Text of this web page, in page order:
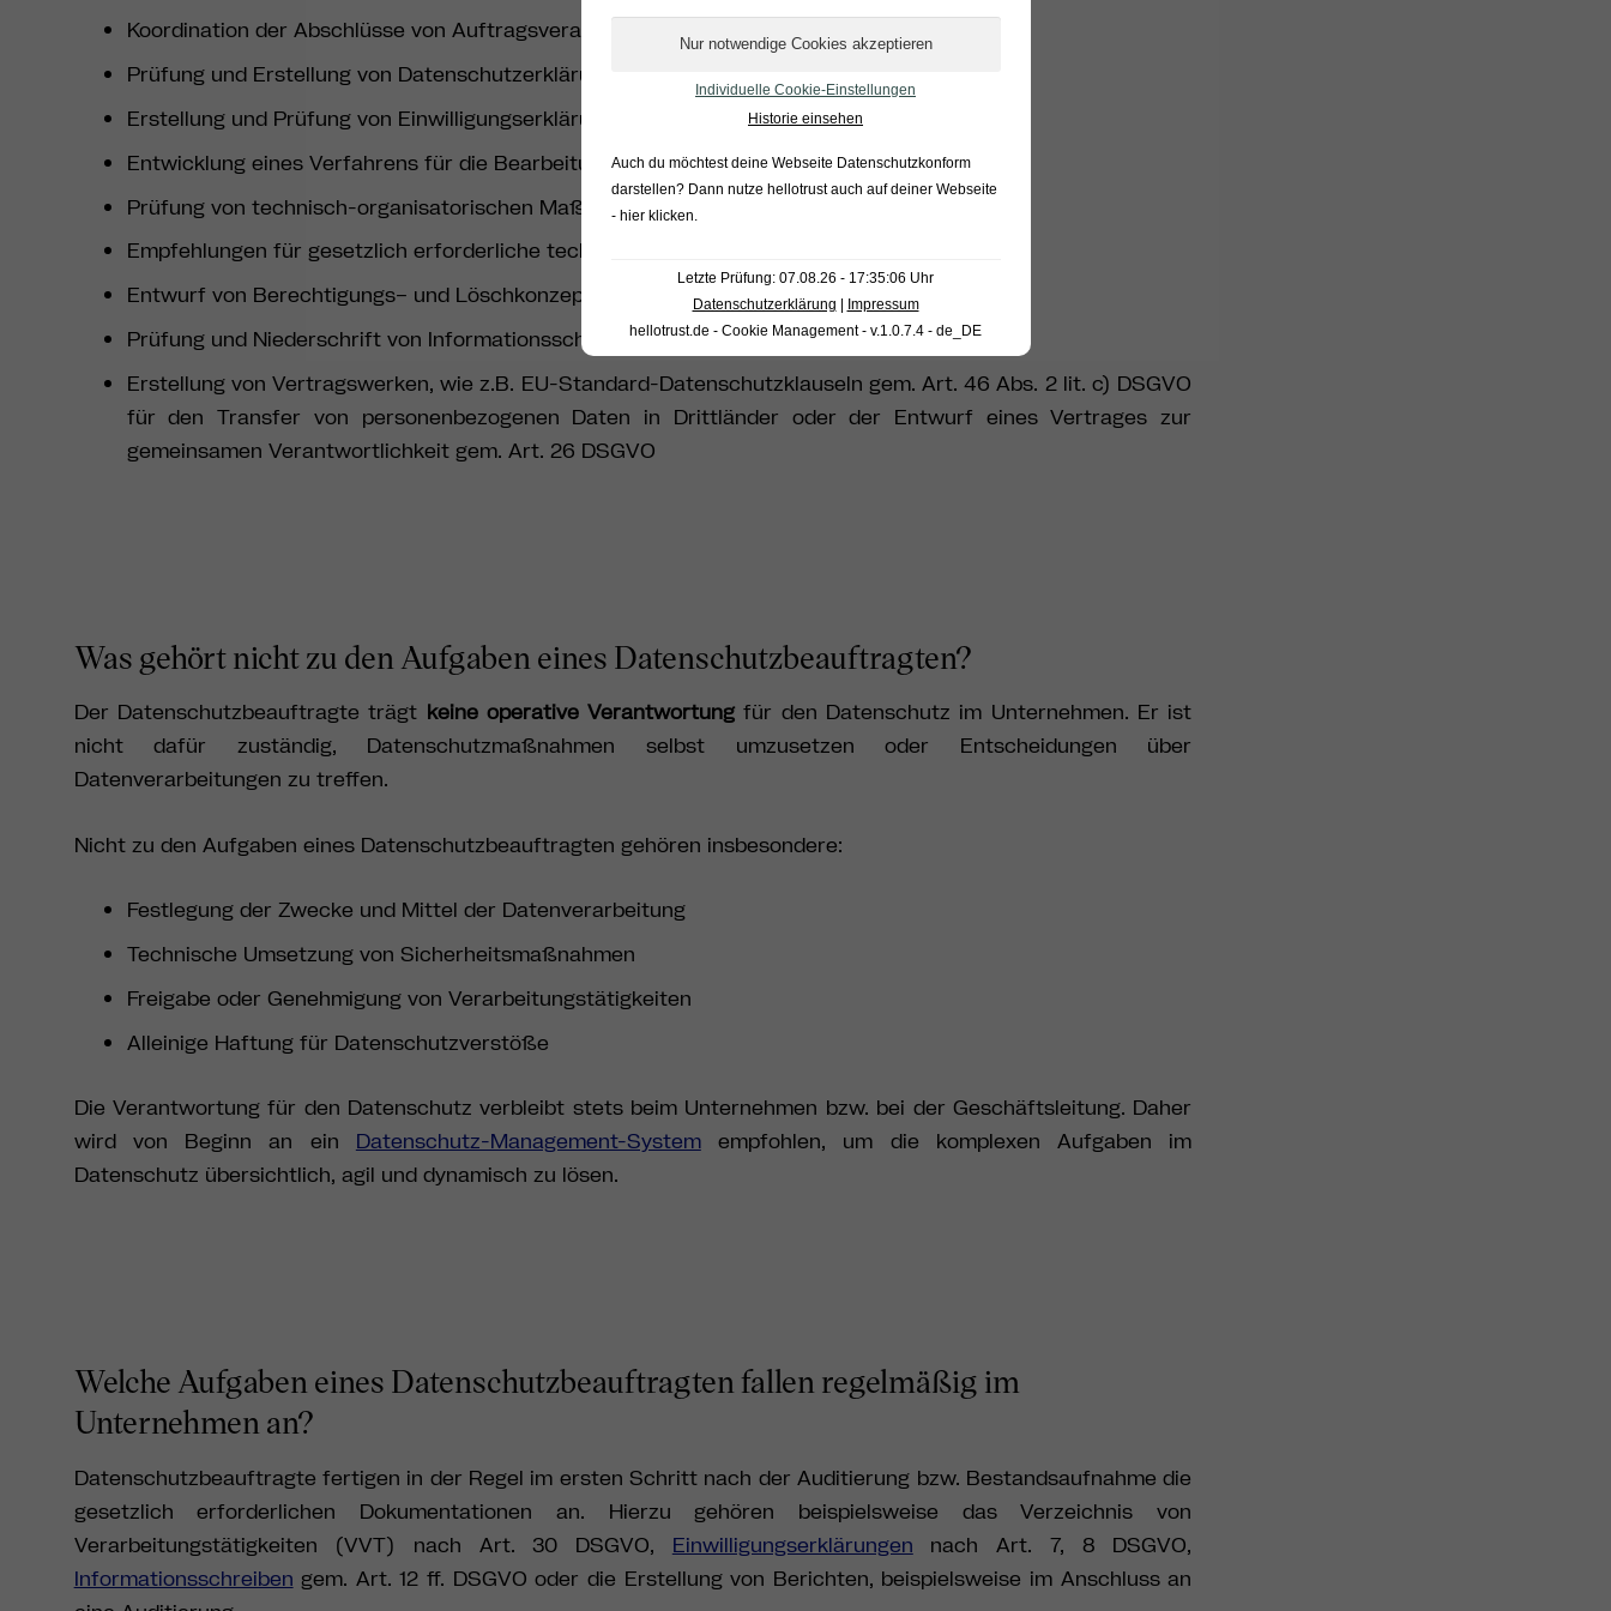
Koordination der Abschlüsse von Auftragsverarbeitungsverträgen
Prüfung und Erstellung von Datenschutzerklärungen
Erstellung und Prüfung von Einwilligungserklärungen
Entwicklung eines Verfahrens für die Bearbeitung von Betroffenenrechten
Prüfung von technisch-organisatorischen Maßnahmen
Empfehlungen für gesetzlich erforderliche technisch-organisatorische Maßnahmen
Entwurf von Berechtigungs– und Löschkonzepten
Prüfung und Niederschrift von Informationsschreiben für betroffene Personen
Erstellung von Vertragswerken, wie z.B. EU-Standard-Datenschutzklauseln gem. Art. 46 Abs. 2 lit. c) DSGVO
für den Transfer von personenbezogenen Daten in Drittländer oder der Entwurf eines Vertrages zur
gemeinsamen Verantwortlichkeit gem. Art. 26 DSGVO
Was gehört nicht zu den Aufgaben eines Datenschutzbeauftragten?
Der Datenschutzbeauftragte trägt keine operative Verantwortung für den Datenschutz im Unternehmen. Er ist
nicht dafür zuständig, Datenschutzmaßnahmen selbst umzusetzen oder Entscheidungen über
Datenverarbeitungen zu treffen.
Nicht zu den Aufgaben eines Datenschutzbeauftragten gehören insbesondere:
Festlegung der Zwecke und Mittel der Datenverarbeitung
Technische Umsetzung von Sicherheitsmaßnahmen
Freigabe oder Genehmigung von Verarbeitungstätigkeiten
Alleinige Haftung für Datenschutzverstöße
Die Verantwortung für den Datenschutz verbleibt stets beim Unternehmen bzw. bei der Geschäftsleitung. Daher
wird von Beginn an ein Datenschutz-Management-Systemempfohlen, um die komplexen Aufgaben im
Datenschutz übersichtlich, agil und dynamisch zu lösen.
Welche Aufgaben eines Datenschutzbeauftragten fallen regelmäßig im
Unternehmen an?
Datenschutzbeauftragte fertigen in der Regel im ersten Schritt nach der Auditierung bzw. Bestandsaufnahme die
gesetzlich erforderlichen Dokumentationen an. Hierzu gehören beispielsweise das Verzeichnis von
Verarbeitungstätigkeiten (VVT) nach Art. 30 DSGVO, Einwilligungserklärungen nach Art. 7, 8 DSGVO,
Informationsschreiben gem. Art. 12 ff. DSGVO oder die Erstellung von Berichten, beispielsweise im Anschluss an
Individuelle Cookie-Einstellungen
Historie einsehen
Auch du möchtest deine Webseite Datenschutzkonform
darstellen? Dann nutze hellotrust auch auf deiner Webseite
- hier klicken.
Letzte Prüfung: 07.08.26 - 17:35:06 Uhr
Datenschutzerklärung
Impressum
hellotrust.de - Cookie Management - v.1.0.7.4 - de_DE